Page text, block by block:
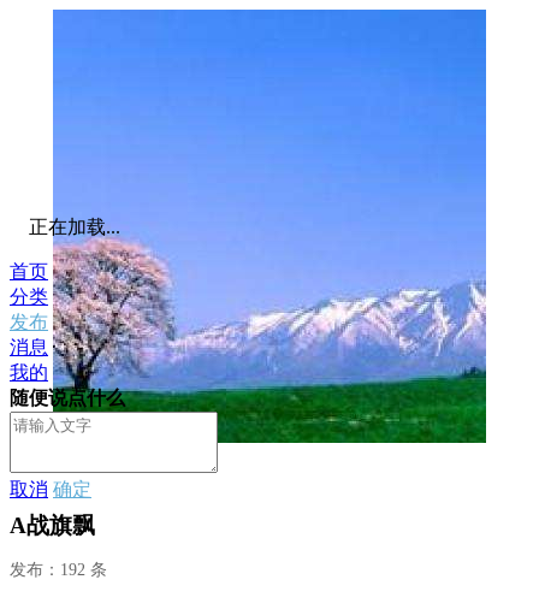
A战旗飘
发布：192 条
正在加载...
首页
分类
发布
消息
我的
随便说点什么
取消 确定